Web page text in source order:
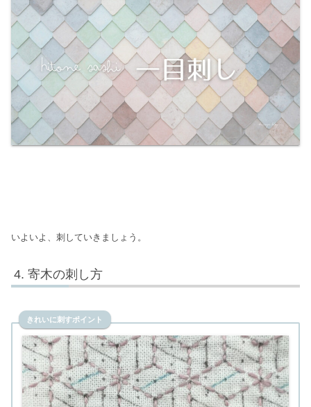
いよいよ、刺していきましょう。
寄木の刺し方
きれいに刺すポイント